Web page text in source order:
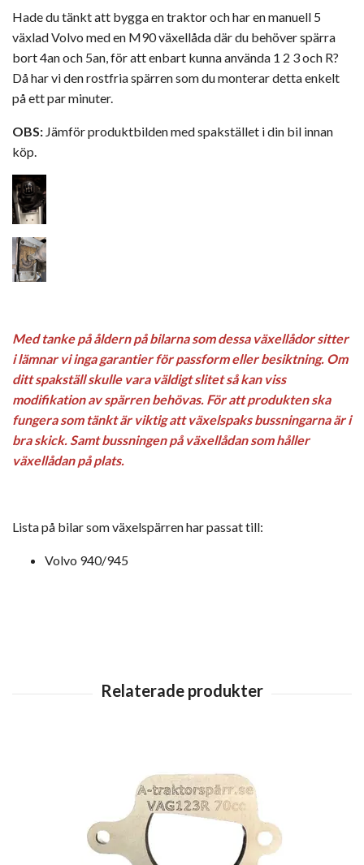
Hade du tänkt att bygga en traktor och har en manuell 5
växlad Volvo med en M90 växellåda där du behöver spärra
bort 4an och 5an, för att enbart kunna använda 1 2 3 och R?
Då har vi den rostfria spärren som du monterar detta enkelt
på ett par minuter.
OBS: Jämför produktbilden med spakstället i din bil innan
köp.
Med tanke på åldern på bilarna som dessa växellådor sitter
i lämnar vi inga garantier för passform eller besiktning. Om
ditt spakställ skulle vara väldigt slitet så kan viss
modifikation av spärren behövas. För att produkten ska
fungera som tänkt är viktig att växelspaks bussningarna är i
bra skick. Samt bussningen på växellådan som håller
växellådan på plats.
Lista på bilar som växelspärren har passat till:
Volvo 940/945